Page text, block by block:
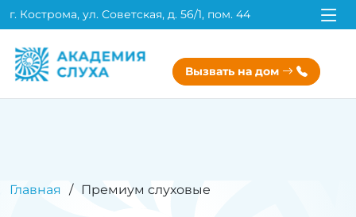
г. Кострома, ул. Советская, д. 56/1, пом. 44
Вызвать на дом
Главная Премиум слуховые